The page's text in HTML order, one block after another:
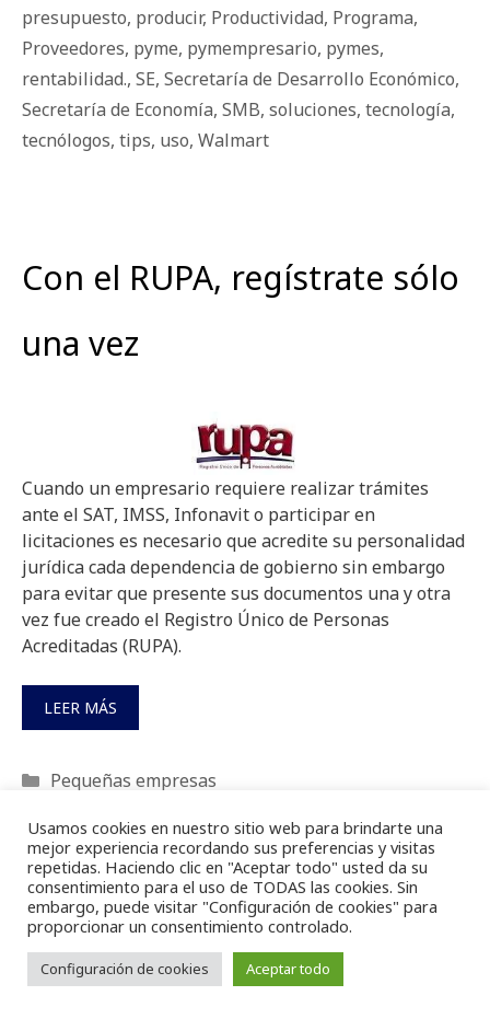
presupuesto, producir, Productividad, Programa,
Proveedores, pyme, pymempresario, pymes,
rentabilidad., SE, Secretaría de Desarrollo Económico,
Secretaría de Economía, SMB, soluciones, tecnología,
tecnólogos, tips, uso, Walmart
Con el RUPA, regístrate sólo
una vez
Cuando un empresario requiere realizar trámites
ante el SAT, IMSS, Infonavit o participar en
licitaciones es necesario que acredite su personalidad
jurídica cada dependencia de gobierno sin embargo
para evitar que presente sus documentos una y otra
vez fue creado el Registro Único de Personas
Acreditadas (RUPA).
LEER MÁS
Categorías
Pequeñas empresas
apoyo,Ariadna Cruz,asociaciones,automatiza,base
Cédula de Identificación Fiscal,central,comenzar,
compañías,competitividad,conectar,constancia,
corredurías, datos,dependencia,dinero,
eficiencia,empresario, empresas,éxito
Usamos cookies en nuestro sitio web para brindarte una
mejor experiencia recordando sus preferencias y visitas
repetidas. Haciendo clic en "Aceptar todo" usted da su
consentimiento para el uso de TODAS las cookies. Sin
embargo, puede visitar "Configuración de cookies" para
proporcionar un consentimiento controlado.
Configuración de cookies Aceptar todo